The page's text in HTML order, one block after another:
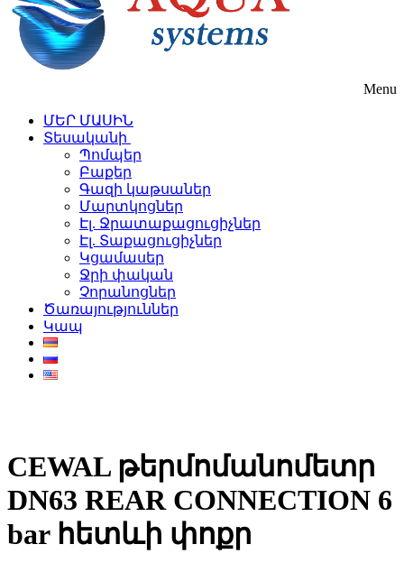
Menu
ՄԵՐ ՄԱՍԻՆ
Տեսականի
Պոմպեր
Բաքեր
Գազի կաթսաներ
Մարտկոցներ
Էլ. Ջրատաքացուցիչներ
Էլ. Տաքացուցիչներ
Կցամասեր
Ջրի փական
Չորանոցներ
Ծառայություններ
Կապ
CEWAL թերմոմանոմետր
DN63 REAR CONNECTION 6
bar հետևի փոքր